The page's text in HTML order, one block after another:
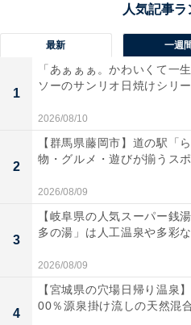
駅周辺は、戦前には航空機な
は工業団地が発達。さらに
をきっかけとして、駅北側
『東京 昭島モリパーク』に
発＆新規出店が進みました。
ングモール・量販店・レジ
でも屈指のアミューズメン
最新 一週
1
「あぁぁぁ。かわいくて一
ソーのサンリオ日焼けシリ
2026/08/10
2
【群馬県藤岡市】道の駅「
物・グルメ・遊びが揃うス
2026/08/09
3
【岐阜県の人気スーパー銭
多の湯」は人工温泉や多彩
2026/08/09
4
【宮城県の穴場日帰り温泉
00％源泉掛け流しの天然混